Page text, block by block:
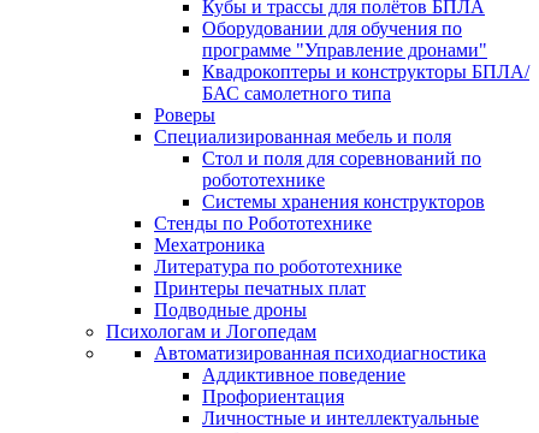
Кубы и трассы для полётов БПЛА
Оборудовании для обучения по
программе "Управление дронами"
Квадрокоптеры и конструкторы БПЛА/
БАС самолетного типа
Роверы
Специализированная мебель и поля
Стол и поля для соревнований по
робототехнике
Системы хранения конструкторов
Стенды по Робототехнике
Мехатроника
Литература по робототехнике
Принтеры печатных плат
Подводные дроны
Психологам и Логопедам
Автоматизированная психодиагностика
Аддиктивное поведение
Профориентация
Личностные и интеллектуальные